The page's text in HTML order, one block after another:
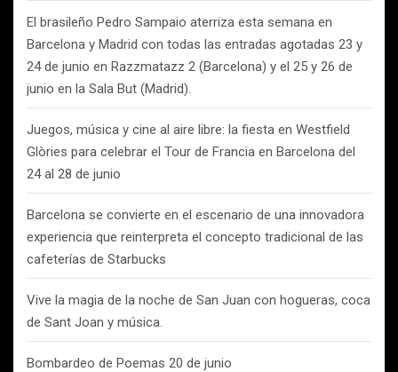
El brasileño Pedro Sampaio aterriza esta semana en
Barcelona y Madrid con todas las entradas agotadas 23 y
24 de junio en Razzmatazz 2 (Barcelona) y el 25 y 26 de
junio en la Sala But (Madrid).
Juegos, música y cine al aire libre: la fiesta en Westfield
Glòries para celebrar el Tour de Francia en Barcelona del
24 al 28 de junio
Barcelona se convierte en el escenario de una innovadora
experiencia que reinterpreta el concepto tradicional de las
cafeterías de Starbucks
Vive la magia de la noche de San Juan con hogueras, coca
de Sant Joan y música.
Bombardeo de Poemas 20 de junio